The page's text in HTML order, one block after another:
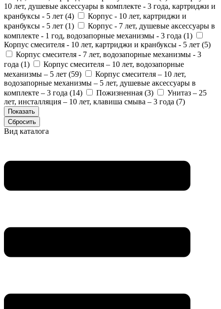
10 лет, душевые аксессуары в комплекте - 3 года, картриджи и
кранбуксы - 5 лет (4)
Корпус - 10 лет, картриджи и
кранбуксы - 5 лет (1)
Корпус - 7 лет, душевые аксессуары в
комплекте - 1 год, водозапорные механизмы - 3 года (1)
Корпус смесителя - 10 лет, картриджи и кранбуксы - 5 лет (5)
Корпус смесителя - 7 лет, водозапорные механизмы - 3
года (1)
Корпус смесителя – 10 лет, водозапорные
механизмы – 5 лет (59)
Корпус смесителя – 10 лет,
водозапорные механизмы – 5 лет, душевые аксессуары в
комплекте – 3 года (14) Пожизненная (3)
Унитаз – 25
лет, инсталляция – 10 лет, клавиша смыва – 3 года (7)
Вид каталога